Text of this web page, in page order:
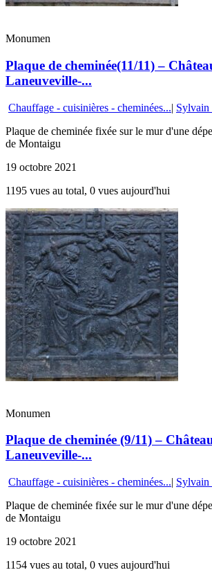
Monumen
Plaque de cheminée(11/11) –
Laneuveville-...
Chauffage - cuisinières - cheminées...| Sylvain
Plaque de cheminée fixée sur le mur d'une
de Montaigu
19 octobre 2021
1195 vues au total, 0 vues aujourd'hui
Monumen
Plaque de cheminée (9/11) –
Laneuveville-...
Chauffage - cuisinières - cheminées...| Sylvain
Plaque de cheminée fixée sur le mur d'une
de Montaigu
19 octobre 2021
1154 vues au total, 0 vues aujourd'hui